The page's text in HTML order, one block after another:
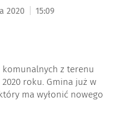
2020 15:09
z terenu
roku. Gmina już w
ma wyłonić nowego